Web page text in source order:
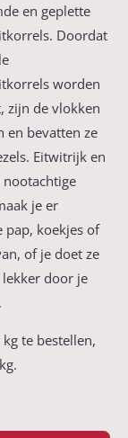
en geplette
Doordat
worden
zijn de vlokken
en bevatten ze
Eitwitrijk en
nootachtige
je er
pap, koekjes of
of je doet ze
door je
te bestellen,